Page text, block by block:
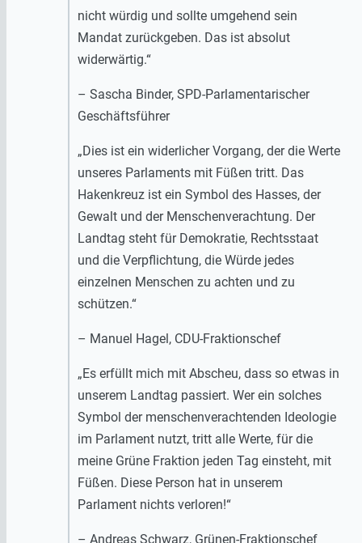
nicht würdig und sollte umgehend sein
Mandat zurückgeben. Das ist absolut
widerwärtig.“
– Sascha Binder, SPD-Parlamentarischer
Geschäftsführer
„Dies ist ein widerlicher Vorgang, der die Werte
unseres Parlaments mit Füßen tritt. Das
Hakenkreuz ist ein Symbol des Hasses, der
Gewalt und der Menschenverachtung. Der
Landtag steht für Demokratie, Rechtsstaat
und die Verpflichtung, die Würde jedes
einzelnen Menschen zu achten und zu
schützen.“
– Manuel Hagel, CDU-Fraktionschef
„Es erfüllt mich mit Abscheu, dass so etwas in
unserem Landtag passiert. Wer ein solches
Symbol der menschenverachtenden Ideologie
im Parlament nutzt, tritt alle Werte, für die
meine Grüne Fraktion jeden Tag einsteht, mit
Füßen. Diese Person hat in unserem
Parlament nichts verloren!“
– Andreas Schwarz, Grünen-Fraktionschef